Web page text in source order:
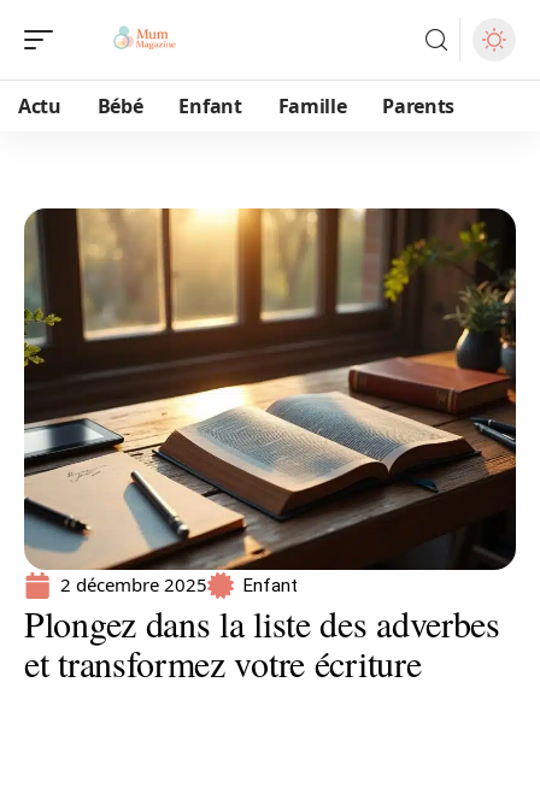
Actu Bébé Enfant Famille Parents
2 décembre 2025 Enfant
Plongez dans la liste des adverbes
et transformez votre écriture